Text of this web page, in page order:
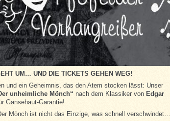
UM… UND DIE TICKETS GEHEN WEG!
und ein Geheimnis, das den Atem stocken lässt: Unser
unheimliche Mönch“ nach dem Klassiker von Edgar
Gänsehaut-Garantie!
Mönch ist nicht das Einzige, was schnell verschwindet…